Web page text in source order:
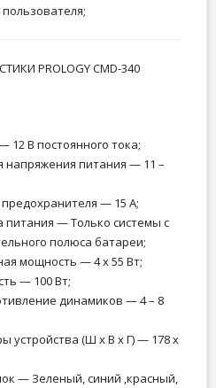
PROLOGY CMD-340
В постоянного тока;
питания — 11 –
— 15 А;
питания — Только системы с
полюса батареи;
мощность — 4 x 55 Вт;
— 100 Вт;
динамиков — 4 – 8
устройства (Ш x В x Г) — 178 x
— Зеленый, синий ,красный,